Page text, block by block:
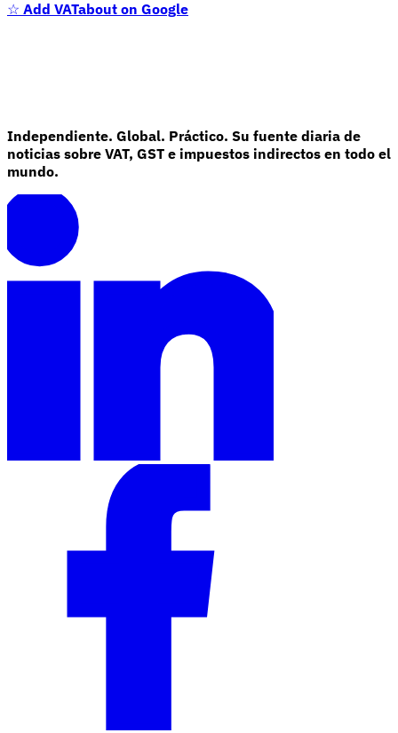
Herramientas
Calculadora de VAT
sobre las ventas
mandatos de facturación electrónica
Nuestros autoresConviértase en colaborador
☆ Add VATabout on Google
Independiente. Global. Práctico. Su fuente diaria de
noticias sobre VAT, GST e impuestos indirectos en todo el
mundo.